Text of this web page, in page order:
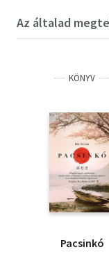
Az általad
KÖNYV
Pacsinkó